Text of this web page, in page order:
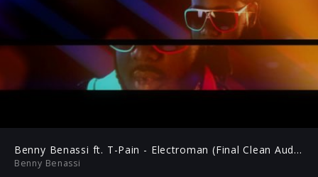
(Final
Audio)
Play Mute
Play
Benny Benassi ft. T-Pain - Electroman (Final Clean Audio)
Benny Benassi